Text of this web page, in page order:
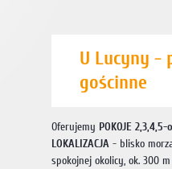
U Lucyny -
gościnne
Oferujemy POKOJE
LOKALIZACJA - blisko
spokojnej okolicy, ok. 300